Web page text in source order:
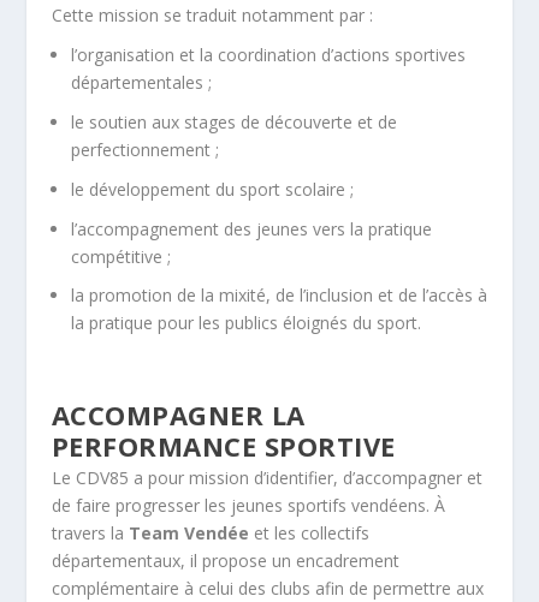
Cette mission se traduit notamment par :
l’organisation et la coordination d’actions sportives
départementales ;
le soutien aux stages de découverte et de
perfectionnement ;
le développement du sport scolaire ;
l’accompagnement des jeunes vers la pratique
compétitive ;
la promotion de la mixité, de l’inclusion et de l’accès à
la pratique pour les publics éloignés du sport.
ACCOMPAGNER LA
PERFORMANCE SPORTIVE
Le CDV85 a pour mission d’identifier, d’accompagner et
de faire progresser les jeunes sportifs vendéens. À
travers la Team Vendée et les collectifs
départementaux, il propose un encadrement
complémentaire à celui des clubs afin de permettre aux